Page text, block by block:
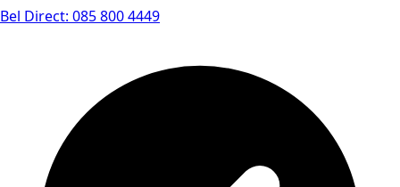
Bel Direct: 085 800 4449